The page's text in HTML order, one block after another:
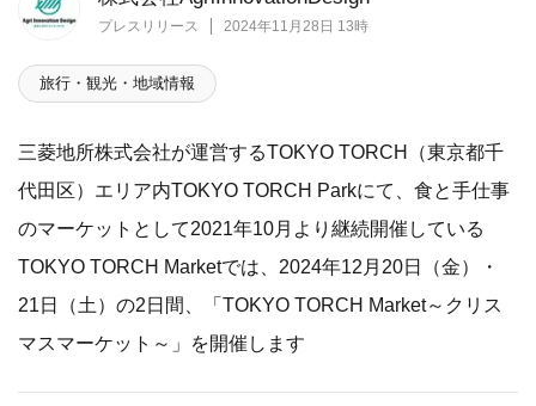
プレスリリース 2024年11月28日 13時
旅行・観光・地域情報
三菱地所株式会社が運営するTOKYO TORCH（東京都千
代田区）エリア内TOKYO TORCH Parkにて、食と手仕事
のマーケットとして2021年10月より継続開催している
TOKYO TORCH Marketでは、2024年12月20日（金）・
21日（土）の2日間、「TOKYO TORCH Market～クリス
マスマーケット～」を開催します